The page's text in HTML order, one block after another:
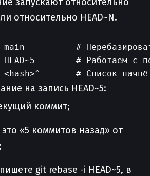
относительно HEAD~N.
#
# Работаем с
на запись HEAD~5:
коммит;
это «5 коммитов назад» от
git rebase -i HEAD~5, в